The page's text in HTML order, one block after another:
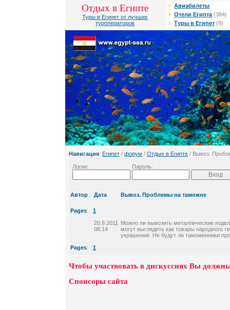
Отдых в Египте
Туры в Египет от лучших
туроператоров
Авиабилеты
Отели Египта (384)
Туры в Египет (9)
Навигация: Египет / форум / Отдых в Египте / Вывоз.
Логин: Пароль:
Автор Дата Вывоз. Проблемы на таможне
Pages: 1
20.9.2011
08:14
Можно ли вывозить металлические
могут выглядеть как товары народного
украшения. Не будут ли таможенники
Pages: 1
Чтобы участвовать в дискуссиях Вы
Спонсоры сайта